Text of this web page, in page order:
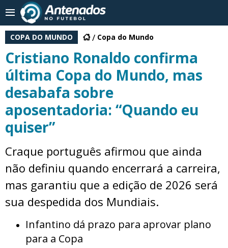
COPA DO MUNDO Copa do Mundo
Cristiano Ronaldo confirma
última Copa do Mundo, mas
desabafa sobre
aposentadoria: “Quando eu
quiser”
Craque português afirmou que ainda
não definiu quando encerrará a carreira,
mas garantiu que a edição de 2026 será
sua despedida dos Mundiais.
Infantino dá prazo para aprovar plano
para a Copa